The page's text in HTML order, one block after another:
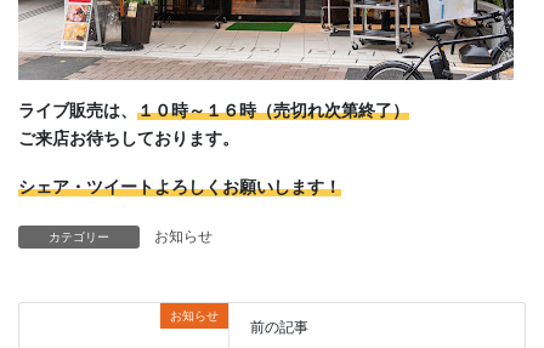
ライブ販売は、 １０時～１６時（売切れ次第終了）
ご来店お待ちしております。
シェア・ツイートよろしくお願いします！
カテゴリー お知らせ
お知らせ
前の記事